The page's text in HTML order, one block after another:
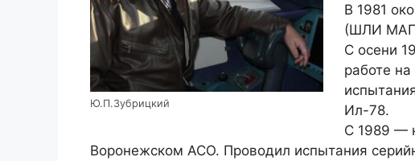
Ю.П.Зубрицкий
В 1981
(ШЛИ
С осени
работе
Ил-78.
С 1989 —
Воронежском АСО. Проводил испытания